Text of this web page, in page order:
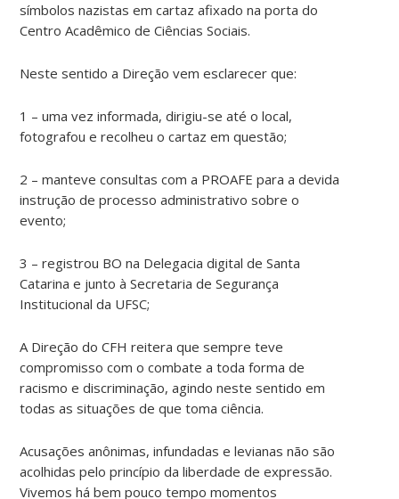
símbolos nazistas em cartaz afixado na porta do
Centro Acadêmico de Ciências Sociais.
Neste sentido a Direção vem esclarecer que:
1 – uma vez informada, dirigiu-se até o local,
fotografou e recolheu o cartaz em questão;
2 – manteve consultas com a PROAFE para a devida
instrução de processo administrativo sobre o
evento;
3 – registrou BO na Delegacia digital de Santa
Catarina e junto à Secretaria de Segurança
Institucional da UFSC;
A Direção do CFH reitera que sempre teve
compromisso com o combate a toda forma de
racismo e discriminação, agindo neste sentido em
todas as situações de que toma ciência.
Acusações anônimas, infundadas e levianas não são
acolhidas pelo princípio da liberdade de expressão.
Vivemos há bem pouco tempo momentos